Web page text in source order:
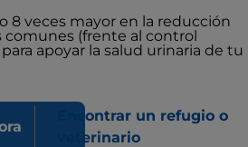
8 veces mayor en la reducción
comunes (frente al control
apoyar la salud urinaria de tu
Encontrar un refugio o
veterinario